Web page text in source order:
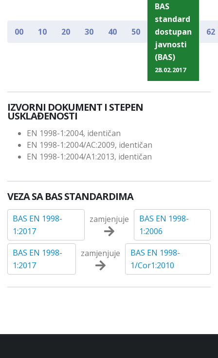
00 10 20 30 40 50
BAS
standard
dostupan
javnosti
(BAS)
28.02.2017
62
IZVORNI DOKUMENT I STEPEN
USKLAĐENOSTI
EN 1998-1:2004, identičan
EN 1998-1:2004/AC:2009, identičan
EN 1998-1:2004/A1:2013, identičan
VEZA SA BAS STANDARDIMA
BAS EN 1998-
1:2017
zamjenjuje
BAS EN 1998-
1:2006
BAS EN 1998-
1:2017
zamjenjuje
BAS EN 1998-
1/Cor1:2010